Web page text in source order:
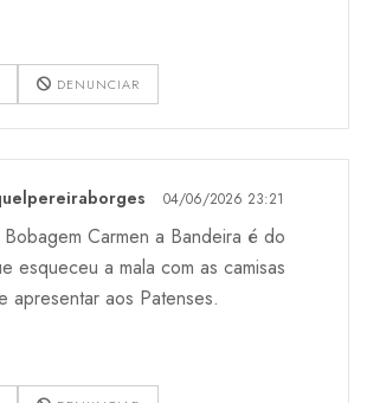
DENUNCIAR
04/06/2026 23:21
Carmen a Bandeira é do
esqueceu a mala com as camisas
apresentar aos Patenses.